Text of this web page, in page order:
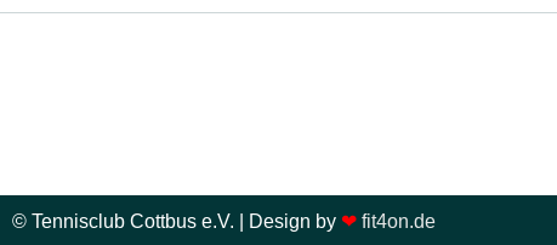
© Tennisclub Cottbus e.V. | Design by ❤ fit4on.de